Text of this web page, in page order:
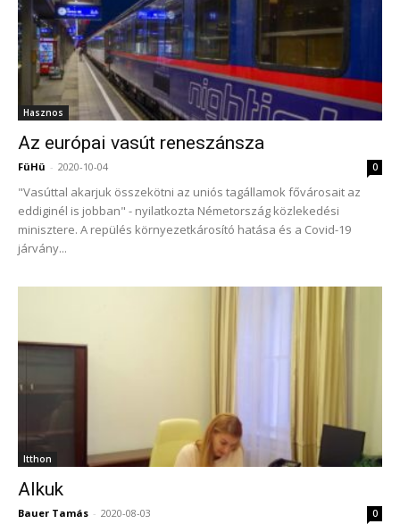
Hasznos
Az európai vasút reneszánsza
FüHü - 2020-10-04 0
"Vasúttal akarjuk összekötni az uniós tagállamok fővárosait az
eddiginél is jobban" - nyilatkozta Németország közlekedési
minisztere. A repülés környezetkárosító hatása és a Covid-19
járvány...
Itthon
Alkuk
Bauer Tamás - 2020-08-03 0